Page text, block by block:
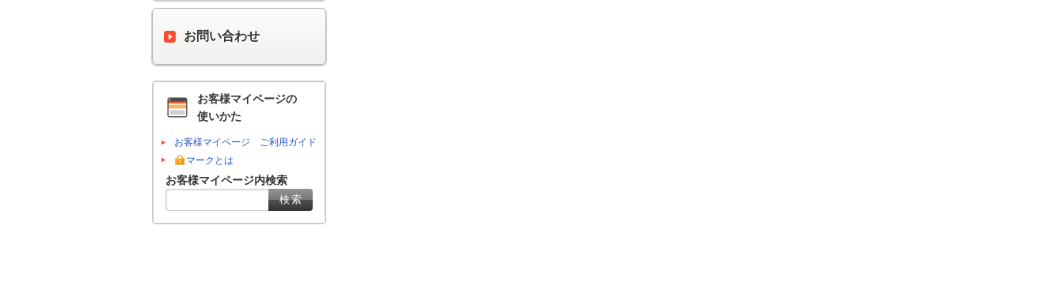
お問い合わせ
お客様マイページの
使いかた
お客様マイページ ご利用ガイド
マークとは
お客様マイページ内検索